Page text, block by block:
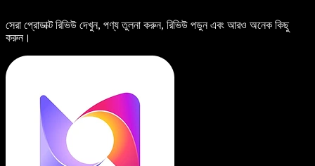
সেরা প্রোডাক্ট রিভিউ দেখুন, পণ্য তুলনা করুন, রিভিউ পড়ুন এবং আরও অনেক কিছু
করুন।